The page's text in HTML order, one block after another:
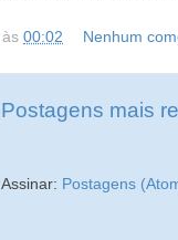
às 00:02 Nenhum
Postagens mais
Assinar: Postagens